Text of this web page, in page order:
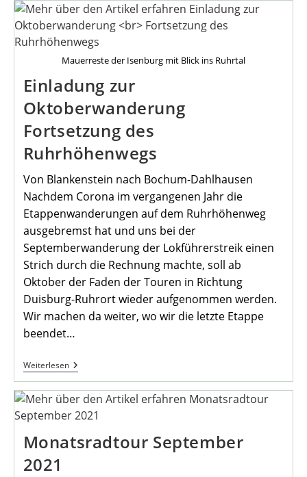
Aus
Erster
Hand
Mauerreste der Isenburg mit Blick ins Ruhrtal
Einladung zur
Oktoberwanderung
Fortsetzung des
Ruhrhöhenwegs
Von Blankenstein nach Bochum-Dahlhausen
Nachdem Corona im vergangenen Jahr die
Etappenwanderungen auf dem Ruhrhöhenweg
ausgebremst hat und uns bei der
Septemberwanderung der Lokführerstreik einen
Strich durch die Rechnung machte, soll ab
Oktober der Faden der Touren in Richtung
Duisburg-Ruhrort wieder aufgenommen werden.
Wir machen da weiter, wo wir die letzte Etappe
beendet…
WeiterlesenEinladung
Zur
Oktoberwanderung
Fortsetzung
Des
Ruhrhöhenwegs
Monatsradtour September
2021